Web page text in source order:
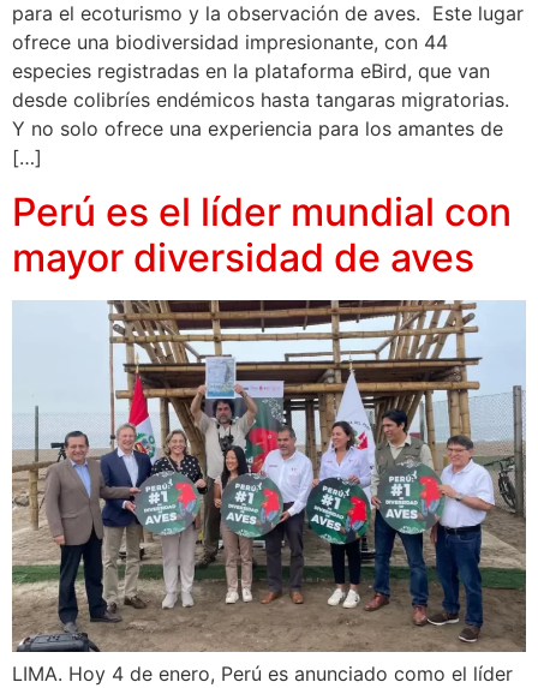
para el ecoturismo y la observación de aves. Este lugar
ofrece una biodiversidad impresionante, con 44
especies registradas en la plataforma eBird, que van
desde colibríes endémicos hasta tangaras migratorias.
Y no solo ofrece una experiencia para los amantes de
[…]
Perú es el líder mundial con
mayor diversidad de aves
LIMA. Hoy 4 de enero, Perú es anunciado como el líder